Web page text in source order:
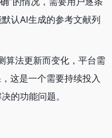
认AI生成的参考文献列
算法更新而变化，平台需
这是一个需要持续投入
的功能问题。